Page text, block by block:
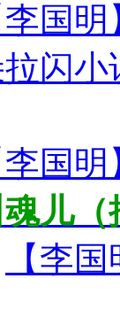
李国
拉闪
李国
魂儿
【李